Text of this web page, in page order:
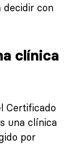
decidir con
clínica
Certificado
una clínica
por